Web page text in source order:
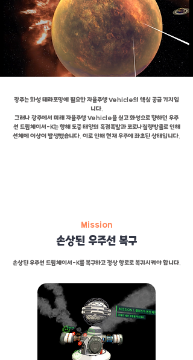
광주는 화성 테라포밍에 필요한 자율주행 Vehicle의 핵심 공급 기지입
니다.
그러나 광주에서 미래 자율주행 Vehicle을 싣고 화성으로 향하던 우주
선 드림체이서-K는 항해 도중 태양의 흑점폭발과 코로나질량방출로 인해
선체에 이상이 발생했습니다. 이로 인해 현재 우주에 좌초된 상태입니다.
Mission
손상된 우주선 복구
손상된 우주선 드림체이서-K를 복구하고 정상 항로로 복귀시켜야 합니다.